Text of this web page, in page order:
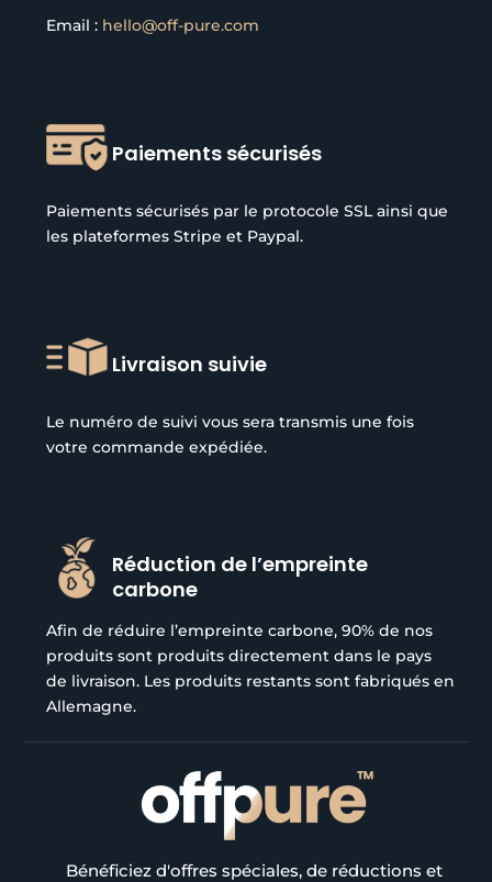
Email : hello@off-pure.com
Paiements sécurisés
Paiements sécurisés par le protocole SSL ainsi que
les plateformes Stripe et Paypal.
Livraison suivie
Le numéro de suivi vous sera transmis une fois
votre commande expédiée.
Réduction de l’empreinte
carbone
Afin de réduire l’empreinte carbone, 90% de nos
produits sont produits directement dans le pays
de livraison. Les produits restants sont fabriqués en
Allemagne.
Bénéficiez d'offres spéciales, de réductions et